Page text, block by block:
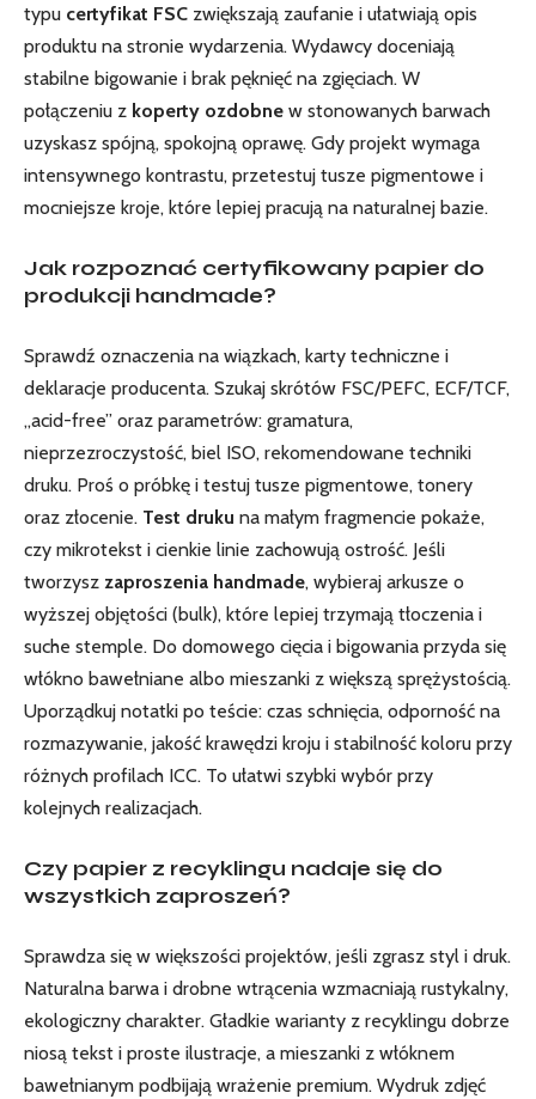
typu certyfikat FSC zwiększają zaufanie i ułatwiają opis
produktu na stronie wydarzenia. Wydawcy doceniają
stabilne bigowanie i brak pęknięć na zgięciach. W
połączeniu z koperty ozdobne w stonowanych barwach
uzyskasz spójną, spokojną oprawę. Gdy projekt wymaga
intensywnego kontrastu, przetestuj tusze pigmentowe i
mocniejsze kroje, które lepiej pracują na naturalnej bazie.
Jak rozpoznać certyfikowany papier do
produkcji handmade?
Sprawdź oznaczenia na wiązkach, karty techniczne i
deklaracje producenta. Szukaj skrótów FSC/PEFC, ECF/TCF,
„acid-free” oraz parametrów: gramatura,
nieprzezroczystość, biel ISO, rekomendowane techniki
druku. Proś o próbkę i testuj tusze pigmentowe, tonery
oraz złocenie. Test druku na małym fragmencie pokaże,
czy mikrotekst i cienkie linie zachowują ostrość. Jeśli
tworzysz zaproszenia handmade, wybieraj arkusze o
wyższej objętości (bulk), które lepiej trzymają tłoczenia i
suche stemple. Do domowego cięcia i bigowania przyda się
włókno bawełniane albo mieszanki z większą sprężystością.
Uporządkuj notatki po teście: czas schnięcia, odporność na
rozmazywanie, jakość krawędzi kroju i stabilność koloru przy
różnych profilach ICC. To ułatwi szybki wybór przy
kolejnych realizacjach.
Czy papier z recyklingu nadaje się do
wszystkich zaproszeń?
Sprawdza się w większości projektów, jeśli zgrasz styl i druk.
Naturalna barwa i drobne wtrącenia wzmacniają rustykalny,
ekologiczny charakter. Gładkie warianty z recyklingu dobrze
niosą tekst i proste ilustracje, a mieszanki z włóknem
bawełnianym podbijają wrażenie premium. Wydruk zdjęć